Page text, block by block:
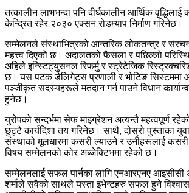
तत्कालीन लाभभन्दा पनि दीर्घकालीन आर्थिक
केन्द्रित रहेर २०३० एक्सन रोडम्याप निर्माण गरिनेछ।
सम्मेलनले संस्थाभित्रको आन्तरिक लोकतन्त्र र
महत्त्व दिएको छ। अदालतको फैसला र पछिल्लो
अहिले इन्स्टिट्युसनल रिफर्मु र स्ट्रेटेजिक
छ। यस पटक डेलिगेट्स प्रणाली र भोटिङ सिस्टममा
पञ्जीकृत सदस्यहरूले मतदान गर्न पाउने विधान
हुनेछ।
युरोपको सन्दर्भमा सेफ माइग्रेशन अत्यन्तै महत्वपूर्ण
छुट्टै कार्यदिशा तय गरिनेछ। साथै, दोस्रो पुस्ताका
संस्थाको मूलधारमा कसरी ल्याउने र उनीहरूलाई
विषय सम्मेलनको कोर अब्जेक्टिभमा रहेको छ।
सम्मेलनलाई सफल पार्नका लागि एनआरएनए आइसीसी
शर्माले सवैको साथले यस्ता इभेन्टहरु सफल हुने